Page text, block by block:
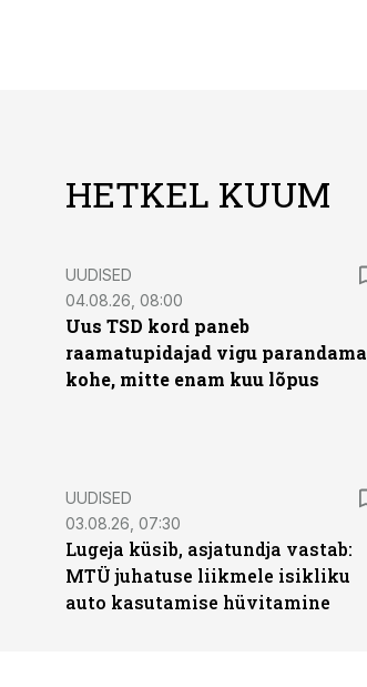
HETKEL KUUM
UUDISED
04.08.26, 08:00
Uus TSD kord paneb
raamatupidajad vigu parandama
kohe, mitte enam kuu lõpus
UUDISED
03.08.26, 07:30
Lugeja küsib, asjatundja vastab:
MTÜ juhatuse liikmele isikliku
auto kasutamise hüvitamine